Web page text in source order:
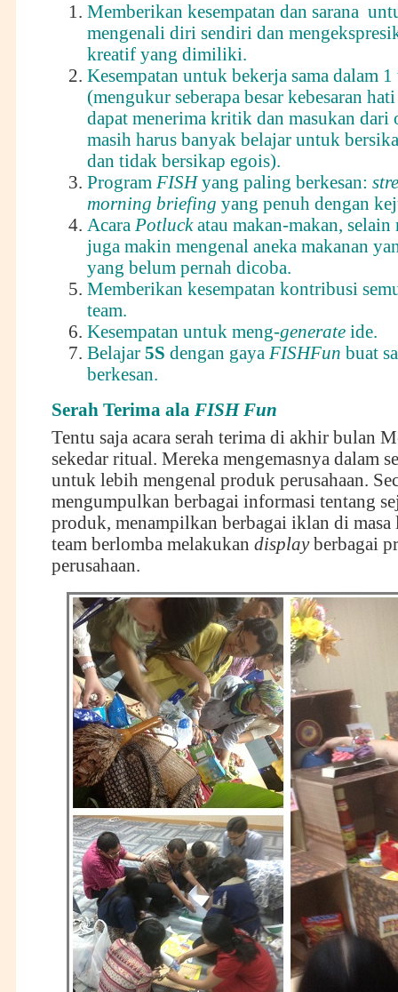
Memberikan kesempatan dan sarana
mengenali diri sendiri dan
kreatif yang dimiliki.
Kesempatan untuk bekerja sama dalam 1
(mengukur seberapa besar kebesaran
dapat menerima kritik dan masukan dari
masih harus banyak belajar untuk
dan tidak bersikap egois).
Program FISHyang paling berkesan:
morning briefing yang penuh dengan
Acara Potluckatau makan-makan, selain
juga makin mengenal aneka makanan
yang belum pernah dicoba.
Memberikan kesempatan kontribusi
team.
Kesempatan untuk meng-generateide.
Belajar 5S dengan gaya FISHFun buat
berkesan.
Serah Terima ala FISH Fun
Tentu saja acara serah terima di akhir bulan
sekedar ritual. Mereka mengemasnya dalam
untuk lebih mengenal produk perusahaan.
mengumpulkan berbagai informasi tentang
produk, menampilkan berbagai iklan di masa
team berlomba melakukan displayberbagai
perusahaan.